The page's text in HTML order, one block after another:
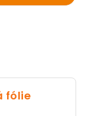
fólie